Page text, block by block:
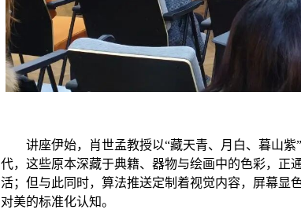
讲座伊始，肖世孟教授以“藏天青、月白、暮山
代，这些原本深藏于典籍、器物与绘画中的色彩，正
活；但与此同时，算法推送定制着视觉内容，屏幕显
对美的标准化认知。